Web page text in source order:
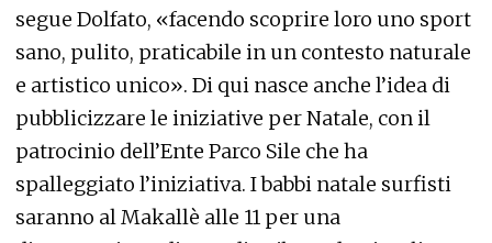
segue Dolfato, «facendo scoprire loro uno sport
sano, pulito, praticabile in un contesto naturale
e artistico unico». Di qui nasce anche l’idea di
pubblicizzare le iniziative per Natale, con il
patrocinio dell’Ente Parco Sile che ha
spalleggiato l’iniziativa. I babbi natale surfisti
saranno al Makallè alle 11 per una